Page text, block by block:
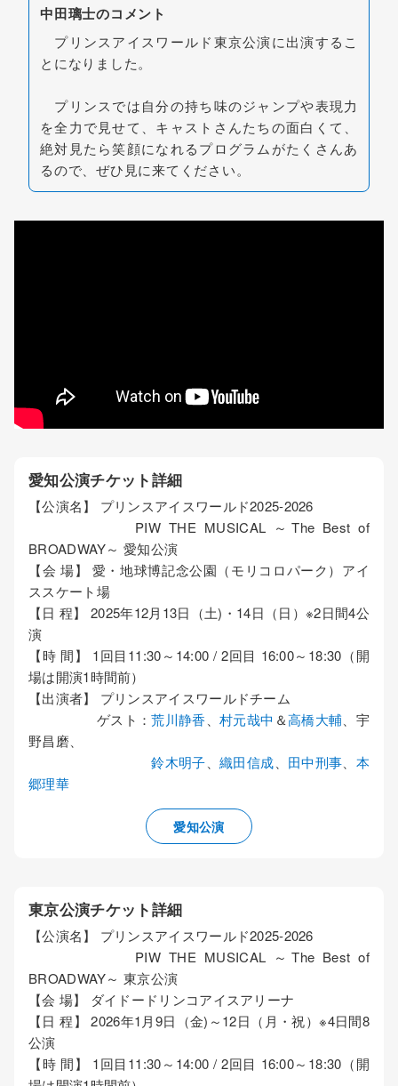
中田璃士のコメント
プリンスアイスワールド東京公演に出演するこ
とになりました。
プリンスでは自分の持ち味のジャンプや表現力
を全力で見せて、キャストさんたちの面白くて、
絶対見たら笑顔になれるプログラムがたくさんあ
るので、ぜひ見に来てください。
愛知公演チケット詳細
【公演名】 プリンスアイスワールド2025-2026
PIW THE MUSICAL ～The Best of
BROADWAY～ 愛知公演
【会 場】 愛・地球博記念公園（モリコロパーク）アイ
ススケート場
【日 程】 2025年12月13日（土)・14日（日）※2日間4公
演
【時 間】 1回目11:30～14:00 / 2回目 16:00～18:30（開
場は開演1時間前）
【出演者】 プリンスアイスワールドチーム
ゲスト：荒川静香 、村元哉中 ＆高橋大輔 、宇
野昌磨、
鈴木明子 、織田信成 田中刑事
本
郷理華
愛知公演
東京公演チケット詳細
【公演名】 プリンスアイスワールド2025-2026
PIW THE MUSICAL ～The Best of
BROADWAY～ 東京公演
【会 場】 ダイドードリンコアイスアリーナ
【日 程】 2026年1月9日（金)～12日（月・祝）※4日間8
公演
【時 間】 1回目11:30～14:00 / 2回目 16:00～18:30（開